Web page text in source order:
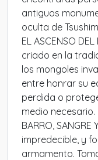
antiguos
oculta de
EL ASCENSO
criado en la
los mongoles
entre honrar su
perdida o
medio necesario.
BARRO,
impredecible, y
armamento.